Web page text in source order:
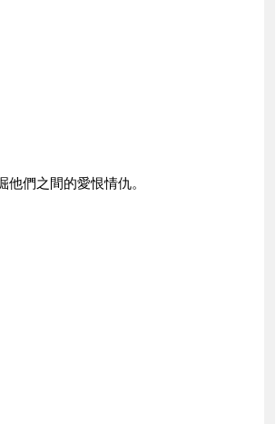
們之間的愛恨情仇。